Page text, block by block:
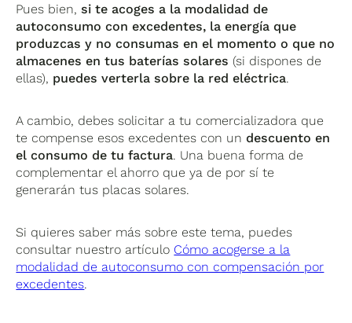
Pues bien,si te acoges a la modalidad de
autoconsumo con excedentes, la energía que
produzcas y no consumas en el momento o que no
almacenes en tus baterías solares (si dispones de
ellas), puedes verterla sobre la red eléctrica.
A cambio, debes solicitar a tu comercializadora que
te compense esos excedentes con un descuento en
el consumo de tu factura. Una buena forma de
complementar el ahorro que ya de por sí te
generarán tus placas solares.
Si quieres saber más sobre este tema, puedes
consultar nuestro artículo Cómo acogerse a la
modalidad de autoconsumo con compensación por
excedentes.